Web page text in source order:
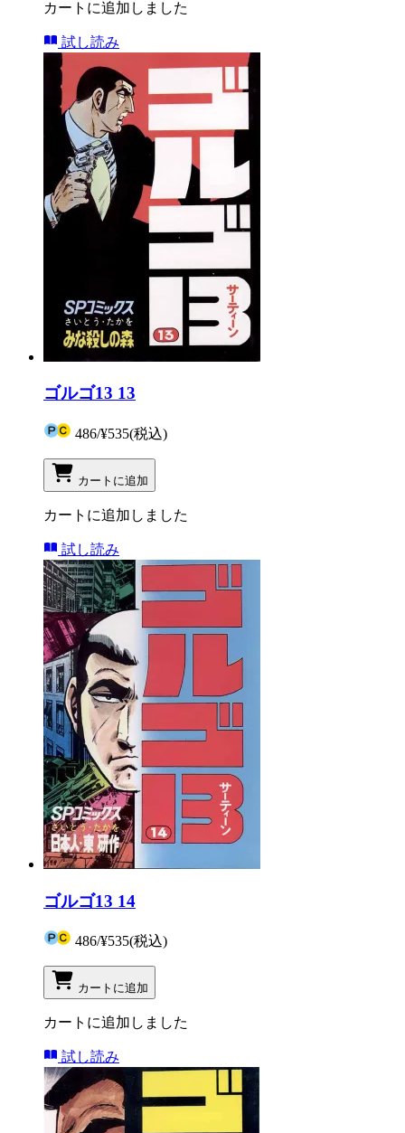
カートに追加しました
試し読み
ゴルゴ13 13
486/¥535(税込)
カートに追加
カートに追加しました
試し読み
ゴルゴ13 14
486/¥535(税込)
カートに追加
カートに追加しました
試し読み